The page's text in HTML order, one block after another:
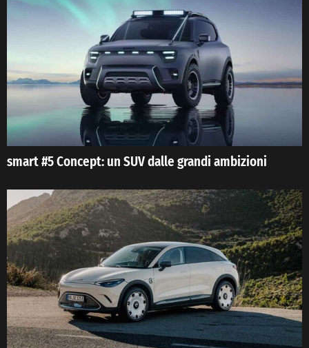
smart #5 Concept: un SUV dalle grandi ambizioni